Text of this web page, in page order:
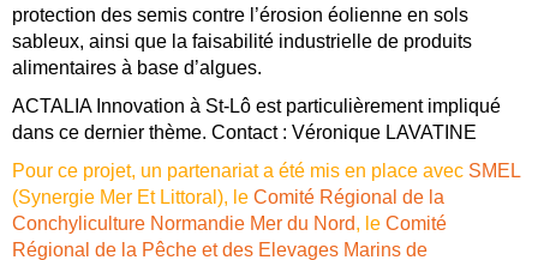
protection des semis contre l’érosion éolienne en sols
sableux, ainsi que la faisabilité industrielle de produits
alimentaires à base d’algues.
ACTALIA Innovation à St-Lô est particulièrement impliqué
dans ce dernier thème. Contact : Véronique LAVATINE
Pour ce projet, un partenariat a été mis en place avec SMEL
(Synergie Mer Et Littoral), le Comité Régional de la
Conchyliculture Normandie Mer du Nord, le Comité
Régional de la Pêche et des Elevages Marins de